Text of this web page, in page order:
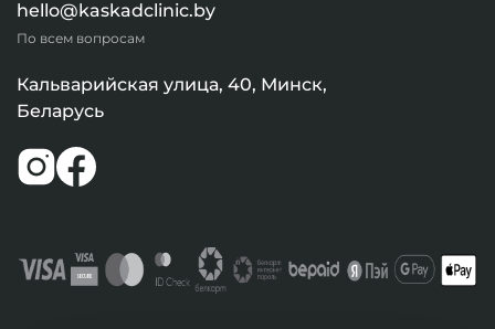
hello@kaskadclinic.by
По всем вопросам
Кальварийская улица, 40, Минск,
Беларусь